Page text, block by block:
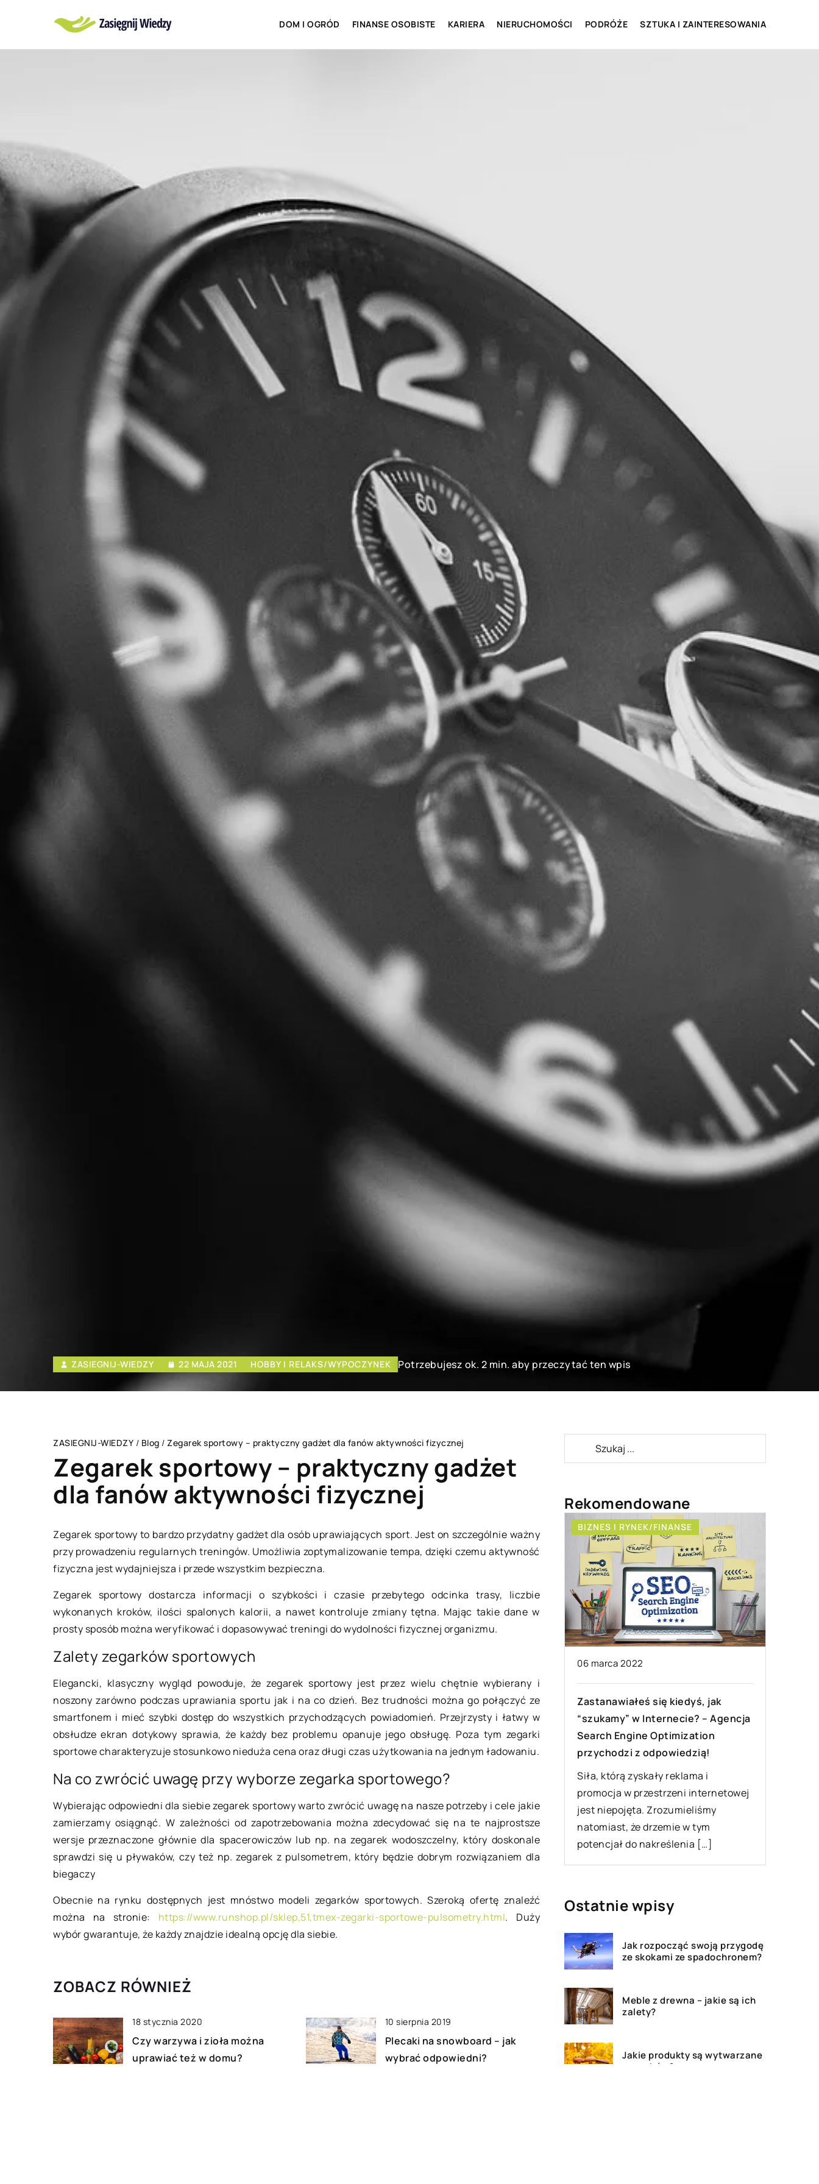
DOM I OGRÓD FINANSE OSOBISTE KARIERA NIERUCHOMOŚCI PODRÓŻE SZTUKA I ZAINTERESOWANIA
ZASIEGNIJ-WIEDZY 22 MAJA 2021 HOBBY I RELAKS/WYPOCZYNEK Potrzebujesz ok. 2 min. aby przeczytać ten wpis
ZASIEGNIJ-WIEDZY / Blog / Zegarek sportowy – praktyczny gadżet dla fanów aktywności fizycznej
Zegarek sportowy – praktyczny gadżet
dla fanów aktywności fizycznej
Zegarek sportowy to bardzo przydatny gadżet dla osób uprawiających sport. Jest on szczególnie ważny
przy prowadzeniu regularnych treningów. Umożliwia zoptymalizowanie tempa, dzięki czemu aktywność
fizyczna jest wydajniejsza i przede wszystkim bezpieczna.
Zegarek sportowy dostarcza informacji o szybkości i czasie przebytego odcinka trasy, liczbie
wykonanych kroków, ilości spalonych kalorii, a nawet kontroluje zmiany tętna. Mając takie dane w
prosty sposób można weryfikować i dopasowywać treningi do wydolności fizycznej organizmu.
Zalety zegarków sportowych
Elegancki, klasyczny wygląd powoduje, że zegarek sportowy jest przez wielu chętnie wybierany i
noszony zarówno podczas uprawiania sportu jak i na co dzień. Bez trudności można go połączyć ze
smartfonem i mieć szybki dostęp do wszystkich przychodzących powiadomień. Przejrzysty i łatwy w
obsłudze ekran dotykowy sprawia, że każdy bez problemu opanuje jego obsługę. Poza tym zegarki
sportowe charakteryzuje stosunkowo nieduża cena oraz długi czas użytkowania na jednym ładowaniu.
Na co zwrócić uwagę przy wyborze zegarka sportowego?
Wybierając odpowiedni dla siebie zegarek sportowy warto zwrócić uwagę na nasze potrzeby i cele jakie
zamierzamy osiągnąć. W zależności od zapotrzebowania można zdecydować się na te najprostsze
wersje przeznaczone głównie dla spacerowiczów lub np. na zegarek wodoszczelny, który doskonale
sprawdzi się u pływaków, czy też np. zegarek z pulsometrem, który będzie dobrym rozwiązaniem dla
biegaczy
Obecnie na rynku dostępnych jest mnóstwo modeli zegarków sportowych. Szeroką ofertę znaleźć
można na stronie: https://www.runshop.pl/sklep,51,tmex-zegarki-sportowe-pulsometry.html. Duży
wybór gwarantuje, że każdy znajdzie idealną opcję dla siebie.
ZOBACZ RÓWNIEŻ
18 stycznia 2020
Czy warzywa i zioła można
uprawiać też w domu?
10 sierpnia 2019
Plecaki na snowboard – jak
wybrać odpowiedni?
Rekomendowane
15 listopada 2022
Eleganckie dodatki do ubioru
męskiego
Akcesoria mogą być doskonałym
sposobem na dodanie odrobiny
blasku do Twojej garderoby.
Akcesoria dla mężczyzn są często
pomijane, ale istnieje […]
Dlaczego warto odwiedzić
Szczawnicę?
Jeśli szukasz miejsca, w którym
spędzisz czas w samym sercu Pienin,
bądź chciałbyś odpocząć od
miejskiego zgiełku, powinieneś
BIZNES I RYNEK/FINANSE
06 marca 2022
Zastanawiałeś się kiedyś, jak
“szukamy” w Internecie? – Agencja
Search Engine Optimization
przychodzi z odpowiedzią!
Siła, którą zyskały reklama i
promocja w przestrzeni internetowej
jest niepojęta. Zrozumieliśmy
natomiast, że drzemie w tym
potencjał do nakreślenia […]
Ostatnie wpisy
Jak rozpocząć swoją przygodę
ze skokami ze spadochronem?
Meble z drewna – jakie są ich
zalety?
Jakie produkty są wytwarzane
z grzybów?